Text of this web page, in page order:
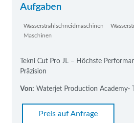
Aufgaben
Wasserstrahlschneidmaschinen
Maschinen
Tekni Cut Pro JL – Höchste
Präzision
Von: Waterjet Production Academy-
Preis auf Anfrage